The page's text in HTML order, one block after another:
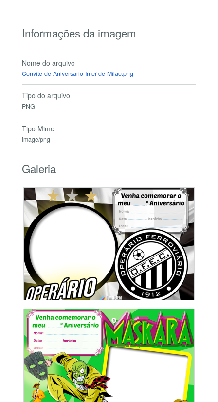
Informações da imagem
Nome do arquivo
Convite-de-Aniversario-Inter-de-Milao.png
Tipo do arquivo
PNG
Tipo Mime
image/png
Galeria